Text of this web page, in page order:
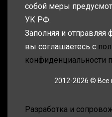
собой меры
УК РФ.
Заполняя и отправляя
вы соглашаетесь с
конфиденциальности
2012-2026 ©
Разработка и